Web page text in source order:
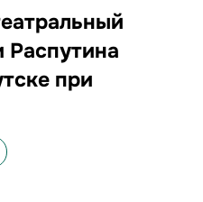
Распутина
при